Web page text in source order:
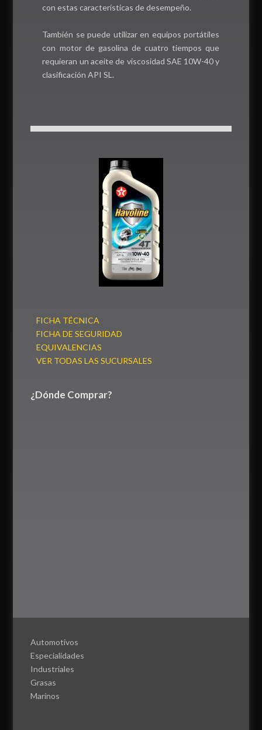
con estas características de desempeño.
También se puede utilizar en equipos portátiles
con motor de gasolina de cuatro tiempos que
requieran un aceite de viscosidad SAE 10W-40 y
clasificación API SL.
FICHA TÉCNICA
FICHA DE SEGURIDAD
EQUIVALENCIAS
VER TODAS LAS SUCURSALES
¿Dónde Comprar?
Automotivos
Especialidades
Industriales
Grasas
Marinos